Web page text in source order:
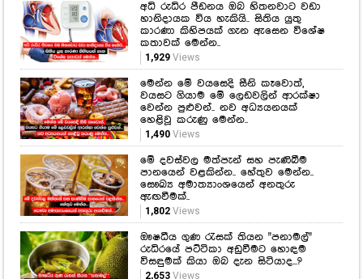
අධි රුධිර පීඩනය ඔබ හිතනවාට වඩා
හානිදායක විය හැකියි.. සිතිය යුතු
කාරණා කිහිපයක් ගැන ඇසෙන විශේෂ
කතාවක් මෙන්න..
1,929Views
මෙන්න මේ වයසෙදි සීනි කෑවොත්,
වයසට ගියාම මේ ලෙඩවලින් ආරක්ෂා
වෙන්න පුළුවන්.. නව අධ්‍යයනයක්
හෙළිවූ කරුණු මෙන්න..
1,490Views
මේ දවස්වල මත්පැන් සහ පැණිබීම
පානයෙන් වළකින්න.. හේතුව මෙන්න..
සෞඛ්‍ය අමාත්‍යාංශයෙන් අනතුරු
ඇඟවීමක්..
1,802Views
ඖෂධීය ගුණ රැසක් තියන "පනාමල්"
රුධිරයේ පට්ටිකා අඩුවීමට හොඳම
විසඳුමක් කියා ඔබ දැන සිටියාද...?
2,653Views